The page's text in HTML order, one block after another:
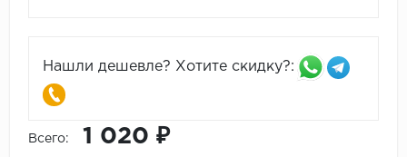
Нашли дешевле? Хотите скидку?:
Всего: 1 020 ₽